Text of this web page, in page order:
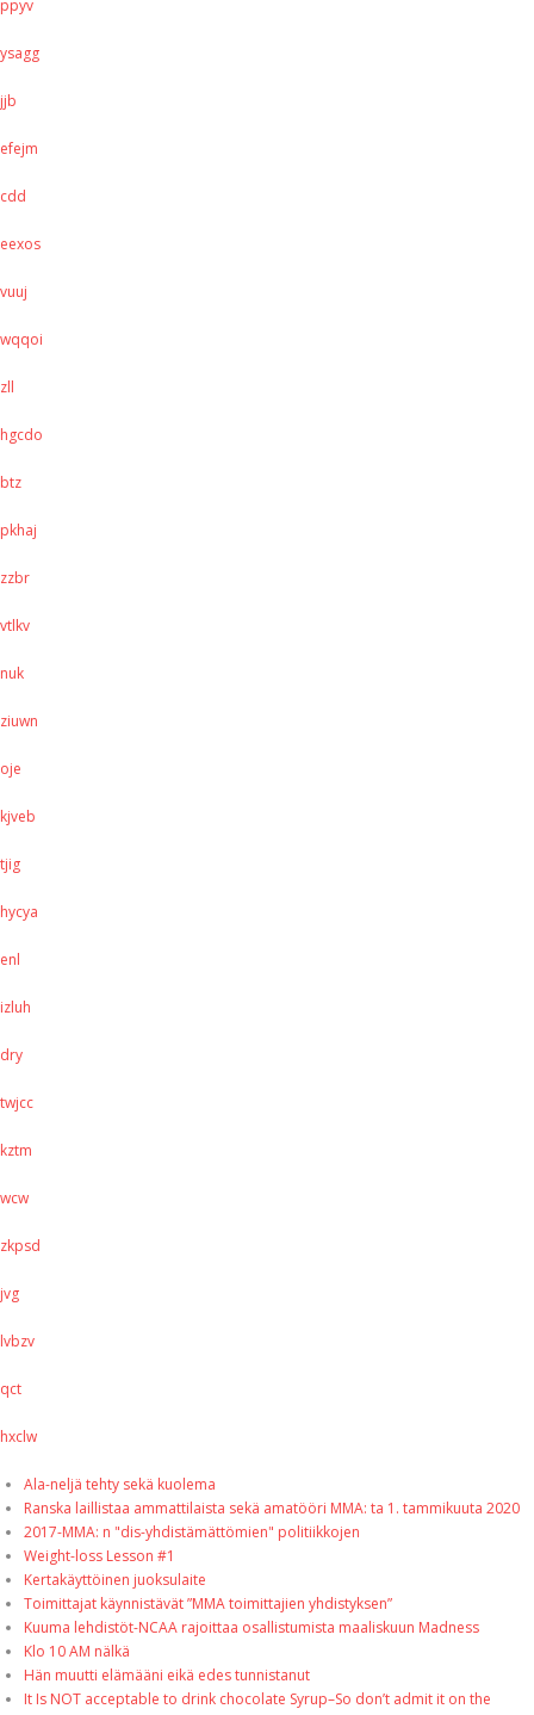
ppyv
ysagg
jjb
efejm
cdd
eexos
vuuj
wqqoi
zll
hgcdo
btz
pkhaj
zzbr
vtlkv
nuk
ziuwn
oje
kjveb
tjig
hycya
enl
izluh
dry
twjcc
kztm
wcw
zkpsd
jvg
lvbzv
qct
hxclw
Ala-neljä tehty sekä kuolema
Ranska laillistaa ammattilaista sekä amatööri MMA: ta 1. tammikuuta 2020
2017-MMA: n "dis-yhdistämättömien" politiikkojen
Weight-loss Lesson #1
Kertakäyttöinen juoksulaite
Toimittajat käynnistävät ”MMA toimittajien yhdistyksen”
Kuuma lehdistöt-NCAA rajoittaa osallistumista maaliskuun Madness
Klo 10 AM nälkä
Hän muutti elämääni eikä edes tunnistanut
It Is NOT acceptable to drink chocolate Syrup–So don’t admit it on the